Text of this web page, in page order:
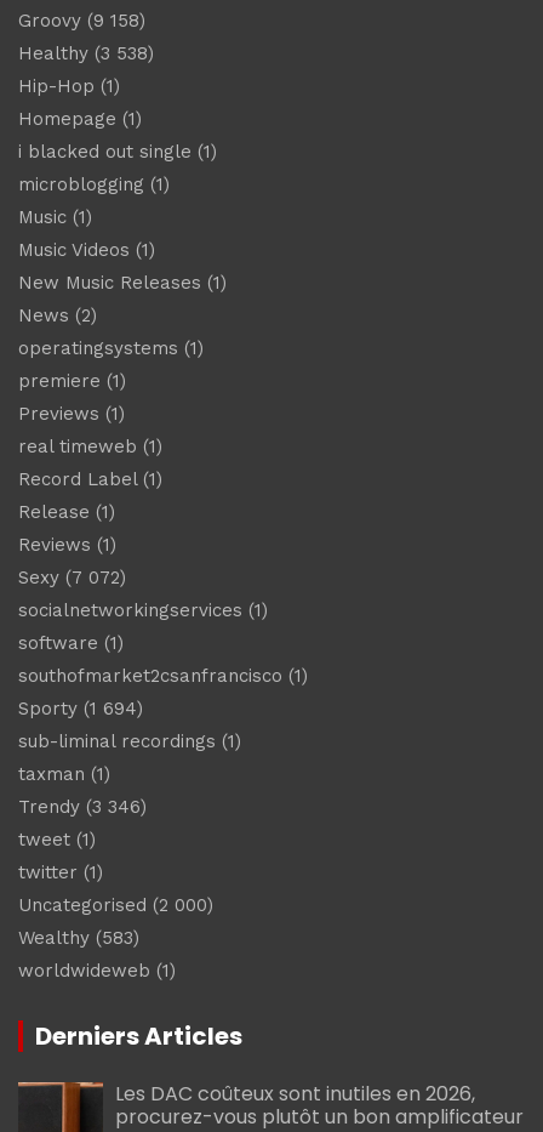
Groovy (9 158)
Healthy (3 538)
Hip-Hop (1)
Homepage (1)
i blacked out single (1)
microblogging (1)
Music (1)
Music Videos (1)
New Music Releases (1)
News (2)
operatingsystems (1)
premiere (1)
Previews (1)
real timeweb (1)
Record Label(1)
Release (1)
Reviews (1)
Sexy (7 072)
socialnetworkingservices (1)
software (1)
southofmarket2csanfrancisco (1)
Sporty (1 694)
sub-liminal recordings (1)
taxman (1)
Trendy (3 346)
tweet (1)
twitter (1)
Uncategorised (2 000)
Wealthy (583)
worldwideweb (1)
Derniers Articles
Les DAC coûteux sont inutiles en 2026,
procurez-vous plutôt un bon amplificateur